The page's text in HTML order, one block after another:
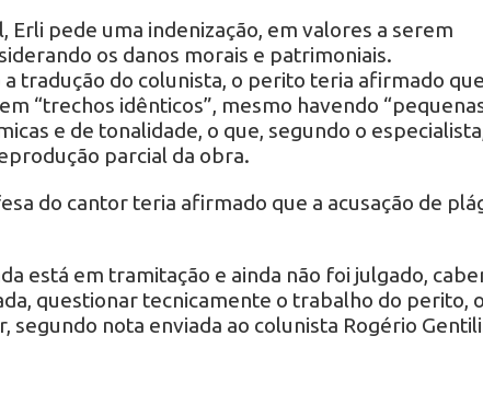
Erli pede uma indenização, em valores a serem
os danos morais e patrimoniais.
tradução do colunista, o perito teria afirmado
“trechos idênticos”, mesmo havendo
e de tonalidade, o que, segundo o
parcial da obra.
do cantor teria afirmado que a acusação de
está em tramitação e ainda não foi julgado,
questionar tecnicamente o trabalho do perito,
segundo nota enviada ao colunista Rogério